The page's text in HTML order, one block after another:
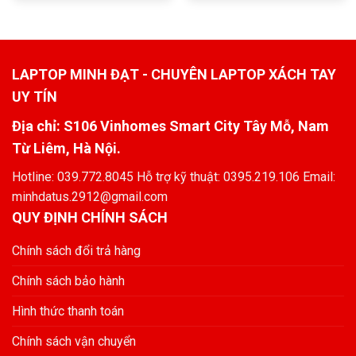
LAPTOP MINH ĐẠT - CHUYÊN LAPTOP XÁCH TAY
UY TÍN
Địa chỉ: S106 Vinhomes Smart City Tây Mỗ, Nam
Từ Liêm, Hà Nội.
Hotline: 039.772.8045 Hỗ trợ kỹ thuật: 0395.219.106 Email:
minhdatus.2912@gmail.com
QUY ĐỊNH CHÍNH SÁCH
Chính sách đổi trả hàng
Chính sách bảo hành
Hình thức thanh toán
Chính sách vận chuyển